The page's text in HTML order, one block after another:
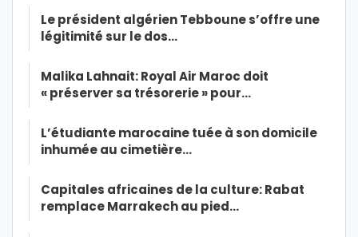
Le président algérien Tebboune s’offre une
légitimité sur le dos…
Malika Lahnait: Royal Air Maroc doit
« préserver sa trésorerie » pour…
L’étudiante marocaine tuée à son domicile
inhumée au cimetière…
Capitales africaines de la culture: Rabat
remplace Marrakech au pied…